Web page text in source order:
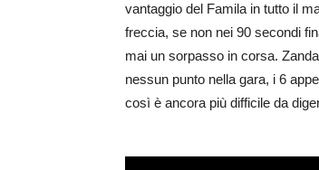
vantaggio del Famila in tutto il
freccia, se non nei 90 secondi
mai un sorpasso in corsa.
nessun punto nella gara, i 6
così è ancora più difficile da